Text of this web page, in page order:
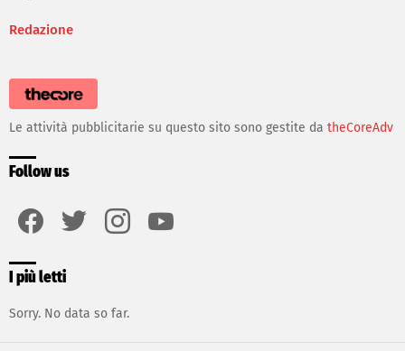
Redazione
Le attività pubblicitarie su questo sito sono gestite da theCoreAdv
Follow us
I più letti
Sorry. No data so far.